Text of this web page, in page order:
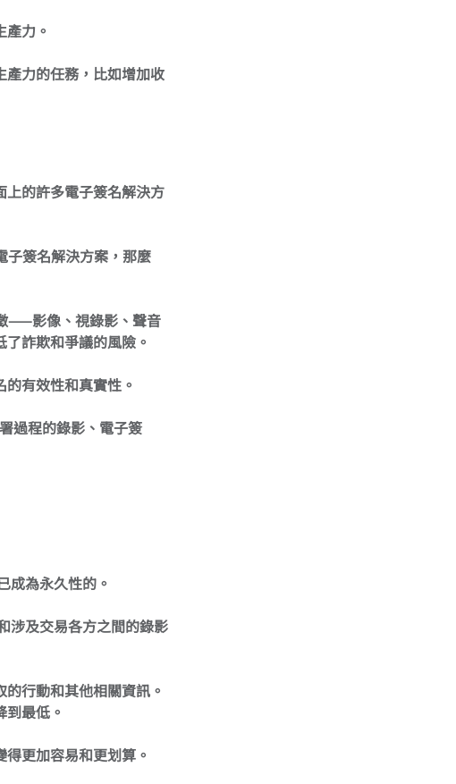
力。
力的任務，比如增加收
的許多電子簽名解決方
子簽名解決方案，那麼
——影像、視錄影、聲音
詐欺和爭議的風險。
有效性和真實性。
過程的錄影、電子簽
成為永久性的。
涉及交易各方之間的錄影
行動和其他相關資訊。
最低。
更加容易和更划算。